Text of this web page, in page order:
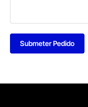
Submeter Pedido